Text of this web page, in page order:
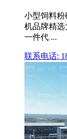
小型饲料
机品牌精
一件代 ...
联系电话: